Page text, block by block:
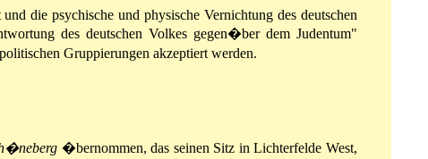
die psychische und physische Vernichtung des deutschen
des deutschen Volkes gegen�ber dem Judentum"
Gruppierungen akzeptiert werden.
�bernommen, das seinen Sitz in Lichterfelde West,